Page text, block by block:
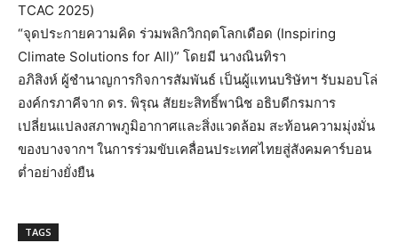
TCAC 2025)
“จุดประกายความคิด ร่วมพลิกวิกฤตโลกเดือด (Inspiring
Climate Solutions for All)” โดยมี นางณินทิรา
อภิสิงห์ ผู้ชำนาญการกิจการสัมพันธ์ เป็นผู้แทนบริษัทฯ รับมอบโล่
องค์กรภาคีจาก ดร. พิรุณ สัยยะสิทธิ์พานิช อธิบดีกรมการ
เปลี่ยนแปลงสภาพภูมิอากาศและสิ่งแวดล้อม สะท้อนความมุ่งมั่น
ของบางจากฯ ในการร่วมขับเคลื่อนประเทศไทยสู่สังคมคาร์บอน
ต่ำอย่างยั่งยืน
TAGS